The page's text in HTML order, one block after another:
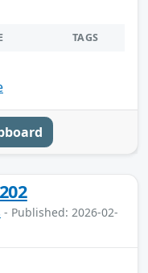
TAGS
- Published: 2026-02-